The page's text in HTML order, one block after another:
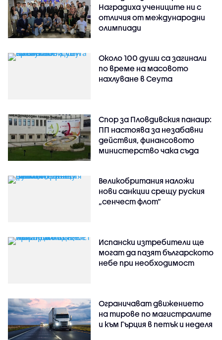
Наградиха учениците ни с
отличия от международни
олимпиади
Около 100 души са загинали
по време на масовото
нахлуване в Сеута
Спор за Пловдивския панаир:
ПП настоява за незабавни
действия, финансовото
министерство чака съда
Великобритания наложи
нови санкции срещу руския
„сенчест флот“
Испански изтребители ще
могат да пазят българското
небе при необходимост
Ограничават движението
на тирове по магистралите
и към Гърция в петък и неделя